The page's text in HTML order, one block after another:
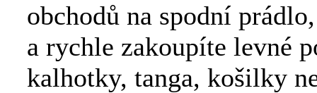
obchodů na spodní
a rychle zakoupíte levné
kalhotky, tanga, košilky